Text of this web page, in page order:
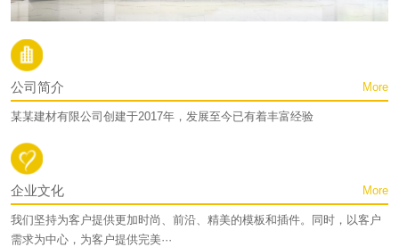
公司简介 More
某某建材有限公司创建于2017年，发展至今已有着丰富经验
企业文化 More
我们坚持为客户提供更加时尚、前沿、精美的模板和插件。同时，以客户
需求为中心，为客户提供完美···